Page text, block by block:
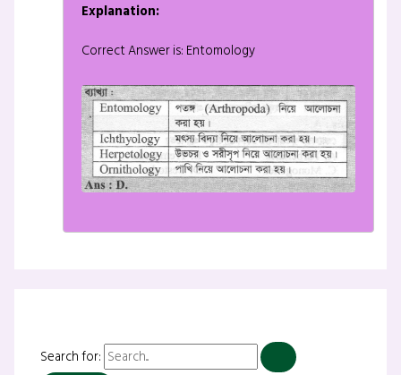
Explanation:
Correct Answer is: Entomology
Search for: